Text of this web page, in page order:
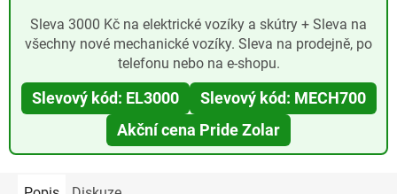
Sleva 3000 Kč na elektrické vozíky a skútry + Sleva na
všechny nové mechanické vozíky. Sleva na prodejně, po
telefonu nebo na e-shopu.
Slevový kód: EL3000
Slevový kód: MECH700
Akční cena Pride Zolar